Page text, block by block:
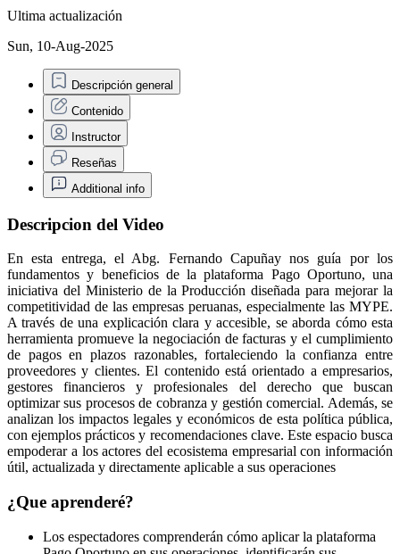
Ultima actualización
Sun, 10-Aug-2025
Descripción general
Contenido
Instructor
Reseñas
Additional info
Descripcion del Video
En esta entrega, el Abg. Fernando Capuñay nos guía por los
fundamentos y beneficios de la plataforma Pago Oportuno, una
iniciativa del Ministerio de la Producción diseñada para mejorar la
competitividad de las empresas peruanas, especialmente las MYPE.
A través de una explicación clara y accesible, se aborda cómo esta
herramienta promueve la negociación de facturas y el cumplimiento
de pagos en plazos razonables, fortaleciendo la confianza entre
proveedores y clientes. El contenido está orientado a empresarios,
gestores financieros y profesionales del derecho que buscan
optimizar sus procesos de cobranza y gestión comercial. Además, se
analizan los impactos legales y económicos de esta política pública,
con ejemplos prácticos y recomendaciones clave. Este espacio busca
empoderar a los actores del ecosistema empresarial con información
útil, actualizada y directamente aplicable a sus operaciones
¿Que aprenderé?
Los espectadores comprenderán cómo aplicar la plataforma